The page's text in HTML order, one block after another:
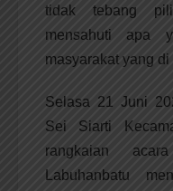
tidak tebang
mensahuti apa
masyarakat yang
Selasa 21 Juni
Sei Siarti
rangkaian
Labuhanbatu